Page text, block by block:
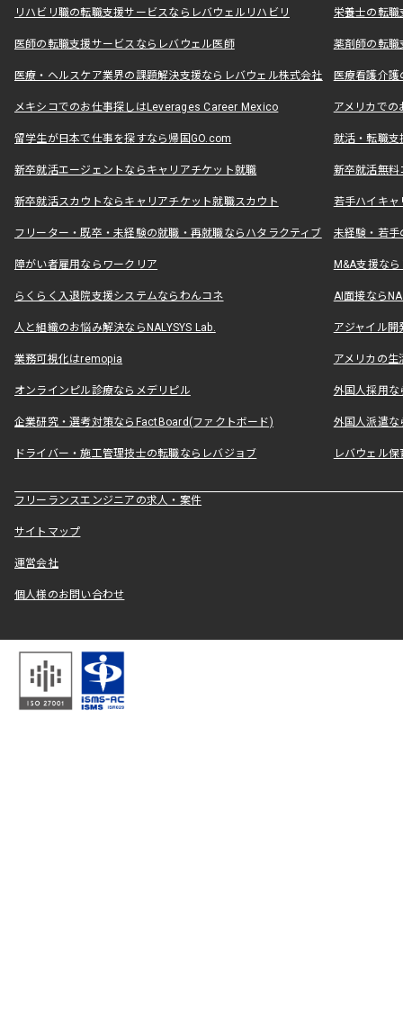
リハビリ職の転職支援サービスならレバウェルリハビリ 栄養士の転
医師の転職支援サービスならレバウェル医師 薬剤師の転
医療・ヘルスケア業界の課題解決支援ならレバウェル株式会社 医療看護介
メキシコでのお仕事探しはLeverages Career Mexico アメリカで
留学生が日本で仕事を探すなら帰国GO.com 就活・転職
新卒就活エージェントならキャリアチケット就職 新卒就活無料
新卒就活スカウトならキャリアチケット就職スカウト 若手ハイキ
フリーター・既卒・未経験の就職・再就職ならハタラクティブ 未経験・若手
障がい者雇用ならワークリア M&A支援な
らくらく入退院支援システムならわんコネ AI面接なら
人と組織のお悩み解決ならNALYSYS Lab. アジャイル
業務可視化はremopia アメリカの
オンラインピル診療ならメデリピル 外国人採用
企業研究・選考対策ならFactBoard(ファクトボード) 外国人派遣な
ドライバー・施工管理技士の転職ならレバジョブ レバウェル
フリーランスエンジニアの求人・案件
サイトマップ
運営会社
個人様のお問い合わせ